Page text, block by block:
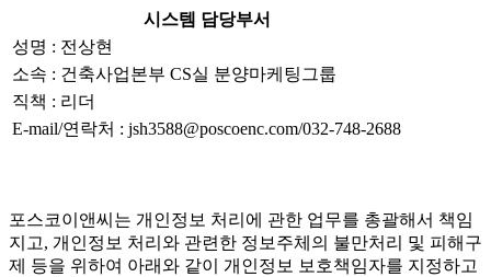
시스템 담당부서
성명 : 전상현
소속 : 건축사업본부 CS실 분양마케팅그룹
직책 : 리더
E-mail/연락처 : jsh3588@poscoenc.com/032-748-2688
포스코이앤씨는 개인정보 처리에 관한 업무를 총괄해서 책임
지고, 개인정보 처리와 관련한 정보주체의 불만처리 및 피해구
제 등을 위하여 아래와 같이 개인정보 보호책임자를 지정하고